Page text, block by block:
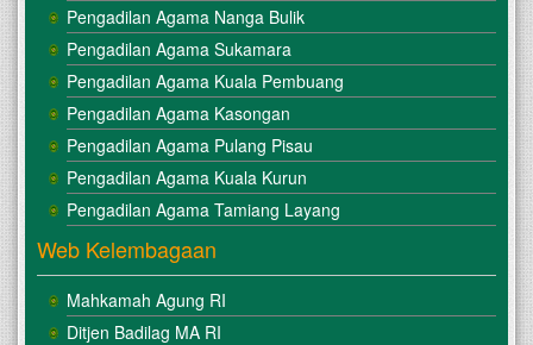
Pengadilan Agama Nanga Bulik
Pengadilan Agama Sukamara
Pengadilan Agama Kuala Pembuang
Pengadilan Agama Kasongan
Pengadilan Agama Pulang Pisau
Pengadilan Agama Kuala Kurun
Pengadilan Agama Tamiang Layang
Web Kelembagaan
Mahkamah Agung RI
Ditjen Badilag MA RI